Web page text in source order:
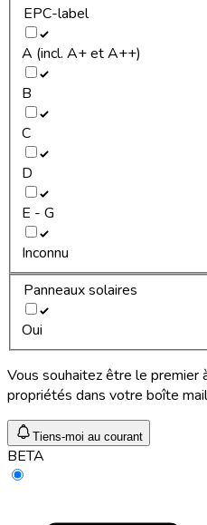
EPC-label
A (incl. A+ et A++)
B
C
D
E - G
Inconnu
Panneaux solaires
Oui
Vous souhaitez être le premier
propriétés dans votre boîte
Tiens-moi au courant
BETA